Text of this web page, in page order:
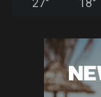
27° 18°